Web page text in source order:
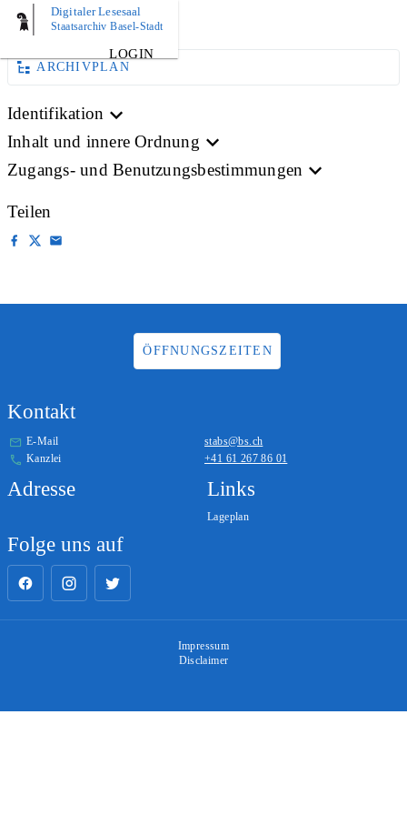
Digitaler Lesesaal
Staatsarchiv Basel-Stadt
LOGIN
BILD
ARCHIVPLAN
Identifikation
Inhalt und innere Ordnung
Zugangs- und Benutzungsbestimmungen
Teilen
ÖFFNUNGSZEITEN
Kontakt
E-Mail
stabs@bs.ch
Kanzlei
+41 61 267 86 01
Adresse Links
Lageplan
Folge uns auf
Impressum
Disclaimer